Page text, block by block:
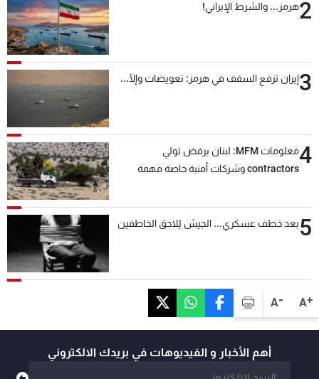
A+
A-
2هرمز... والشرط الإيراني!
3إيران ترفع السقف في هرمز: تعويضات وإلّا...
4
معلومات MFM: لبنان يرفض تولي
contractors وشركات أمنية خاصة مهمة
5بعد خطف عسكري... الجيش يُلاحق الخاطفين
أهم الأخبار و الفيديوهات في بريدك الالكتروني